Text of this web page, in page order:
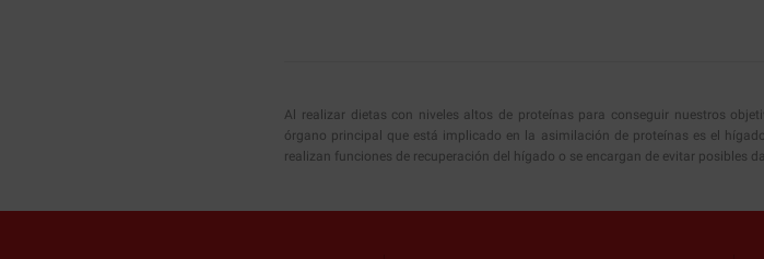
Al realizar dietas con niveles altos de proteínas para conseguir nuestros
órgano principal que está implicado en la asimilación de proteínas es el
realizan funciones de recuperación del hígado o se encargan de evitar posibles